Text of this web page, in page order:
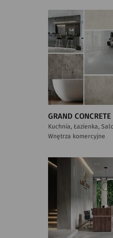
GRAND CONCRETE
Kuchnia, Łazienka,
Wnętrza komercyjne